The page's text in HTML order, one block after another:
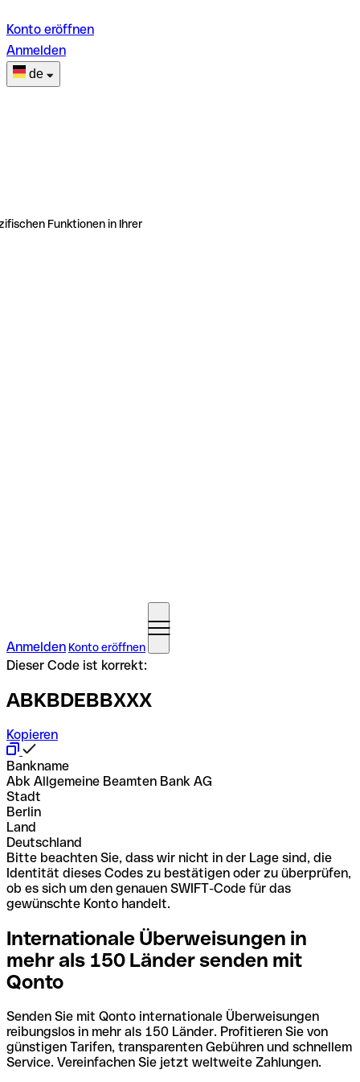
Konto eröffnen
Anmelden
de
Funktionen in Ihrer
Anmelden Konto eröffnen
Dieser Code ist korrekt:
ABKBDEBBXXX
Kopieren
Bankname
Abk Allgemeine Beamten Bank AG
Stadt
Berlin
Land
Deutschland
Bitte beachten Sie, dass wir nicht in der Lage sind, die
Identität dieses Codes zu bestätigen oder zu überprüfen,
ob es sich um den genauen SWIFT-Code für das
gewünschte Konto handelt.
Internationale Überweisungen in
mehr als 150 Länder senden mit
Qonto
Senden Sie mit Qonto internationale Überweisungen
reibungslos in mehr als 150 Länder. Profitieren Sie von
günstigen Tarifen, transparenten Gebühren und schnellem
Service. Vereinfachen Sie jetzt weltweite Zahlungen.